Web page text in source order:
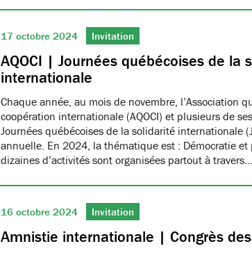
17 octobre 2024 Invitation
AQOCI | Journées québécoises de la
internationale
Chaque année, au mois de novembre, l’Association
coopération internationale (AQOCI) et plusieurs de
Journées québécoises de la solidarité internationale
annuelle. En 2024, la thématique est : Démocratie
dizaines d’activités sont organisées partout à travers…
16 octobre 2024 Invitation
Amnistie internationale | Congrès